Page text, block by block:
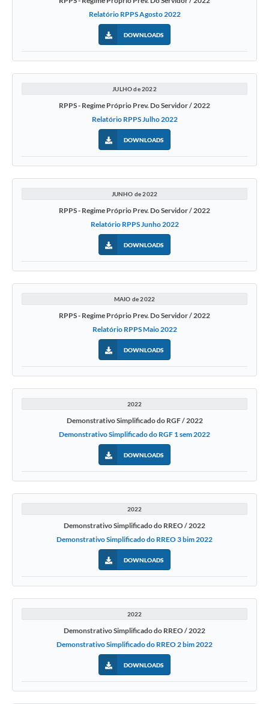
Relatório RPPS Agosto 2022
DOWNLOADS
JULHO de 2022
RPPS - Regime Próprio Prev. Do Servidor / 2022
Relatório RPPS Julho 2022
DOWNLOADS
JUNHO de 2022
RPPS - Regime Próprio Prev. Do Servidor / 2022
Relatório RPPS Junho 2022
DOWNLOADS
MAIO de 2022
RPPS - Regime Próprio Prev. Do Servidor / 2022
Relatório RPPS Maio 2022
DOWNLOADS
2022
Demonstrativo Simplificado do RGF / 2022
Demonstrativo Simplificado do RGF 1 sem 2022
DOWNLOADS
2022
Demonstrativo Simplificado do RREO / 2022
Demonstrativo Simplificado do RREO 3 bim 2022
DOWNLOADS
2022
Demonstrativo Simplificado do RREO / 2022
Demonstrativo Simplificado do RREO 2 bim 2022
DOWNLOADS